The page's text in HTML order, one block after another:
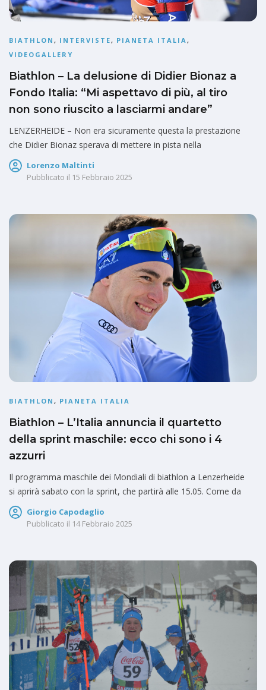
BIATHLON , INTERVISTE, PIANETA ITALIA,
VIDEOGALLERY
Biathlon – La delusione di Didier Bionaz a
Fondo Italia: “Mi aspettavo di più, al tiro
non sono riuscito a lasciarmi andare”
LENZERHEIDE – Non era sicuramente questa la prestazione
che Didier Bionaz sperava di mettere in pista nella
Lorenzo Maltinti
Pubblicato il 15 Febbraio 2025
BIATHLON , PIANETA ITALIA
Biathlon – L’Italia annuncia il quartetto
della sprint maschile: ecco chi sono i 4
azzurri
Il programma maschile dei Mondiali di biathlon a Lenzerheide
si aprirà sabato con la sprint, che partirà alle 15.05. Come da
Giorgio Capodaglio
Pubblicato il 14 Febbraio 2025